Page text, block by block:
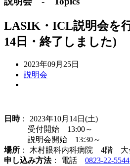
LASIK・ICL説明会を
14日・終了しました)
2023年09月25日
説明会
日時： 2023年10月14日(土)
受付開始 13:00～
説明会開始 13:30～
場所 ： 木村眼科内科病院 4階 大
申し込み方法： 電話 0823-22-5544